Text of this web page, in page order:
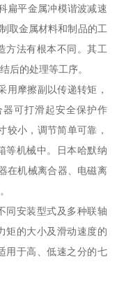
扁平金属冲模谐波减速
取金属材料和制品的工
方法有根本不同。其工
后的处理等工序。
用摩擦副以传递转矩，
可打滑起安全保护作
较小，调节简单可靠，
等机械中。日本哈默纳
在机械离合器、电磁离
同安装型式及多种联轴
矩的大小及滑动速度的
用于高、低速之分的七